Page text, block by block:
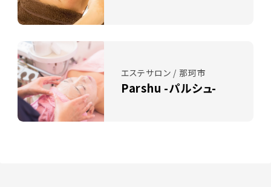
エステサロン / 那珂市
Parshu -パルシュ-